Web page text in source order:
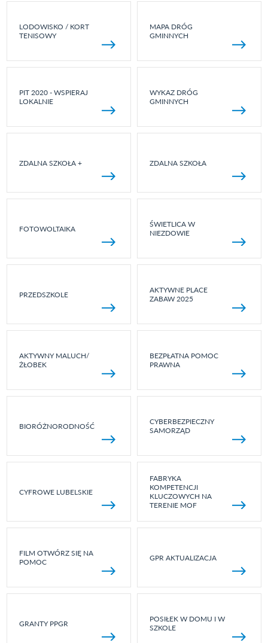
LODOWISKO / KORT
TENISOWY
MAPA DRÓG
GMINNYCH
PIT 2020 - WSPIERAJ
LOKALNIE
WYKAZ DRÓG
GMINNYCH
ZDALNA SZKOŁA + ZDALNA SZKOŁA
FOTOWOLTAIKA
ŚWIETLICA W
NIEZDOWIE
PRZEDSZKOLE
AKTYWNE PLACE
ZABAW 2025
AKTYWNY MALUCH/
ŻŁOBEK
BEZPŁATNA POMOC
PRAWNA
BIORÓŻNORODNOŚĆ
CYBERBEZPIECZNY
SAMORZĄD
CYFROWE LUBELSKIE
FABRYKA
KOMPETENCJI
KLUCZOWYCH NA
TERENIE MOF
FILM OTWÓRZ SIĘ NA
POMOC
GPR AKTUALIZACJA
GRANTY PPGR
POSIŁEK W DOMU I W
SZKOLE